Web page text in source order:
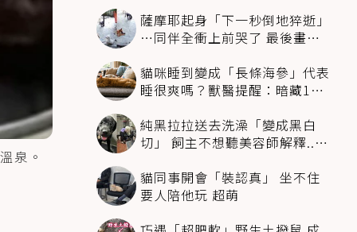
泉。
薩摩耶起身「下一秒倒地猝逝」
…同伴全衝上前哭了 最後畫面
貓咪睡到變成「長條海參」代表
睡很爽嗎？獸醫提醒：暗藏1種
純黑拉拉送去洗澡「變成黑白
切」 飼主不想聽美容師解釋..衝
貓同事開會「裝認真」 坐不住
要人陪他玩 超萌